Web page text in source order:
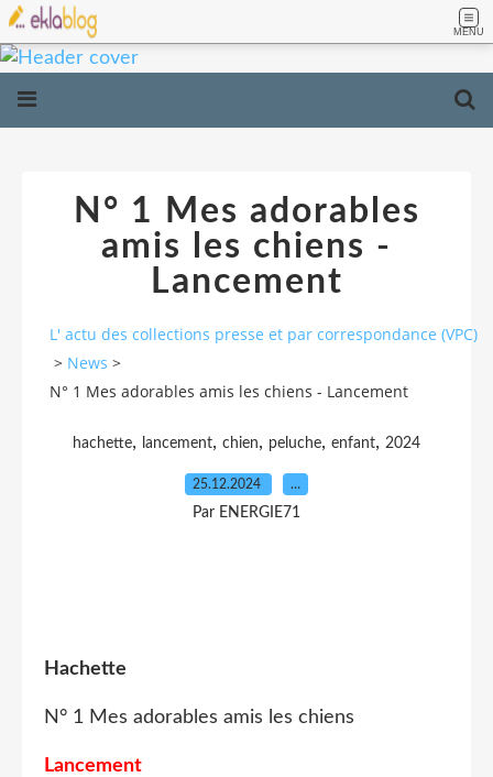
MENU
N° 1 Mes adorables
amis les chiens -
Lancement
L' actu des collections presse et par correspondance (VPC)
> News >
N° 1 Mes adorables amis les chiens - Lancement
hachette, lancement, chien, peluche, enfant, 2024
25.12.2024 …
Par ENERGIE71
Hachette
N° 1 Mes adorables amis les chiens
Lancement